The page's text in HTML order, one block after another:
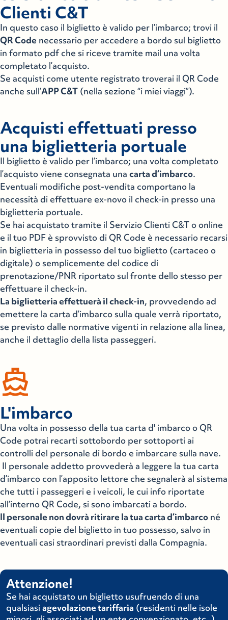
Clienti C&T
In questo caso il biglietto è valido per l’imbarco; trovi il
QR Code necessario per accedere a bordo sul biglietto
in formato pdf che si riceve tramite mail una volta
completato l’acquisto.
Se acquisti come utente registrato troverai il QR Code
anche sull’APP C&T (nella sezione “i miei viaggi”).
Acquisti effettuati presso
una biglietteria portuale
Il biglietto è valido per l’imbarco; una volta completato
l’acquisto viene consegnata una carta d’imbarco.
Eventuali modifiche post-vendita comportano la
necessità di effettuare ex-novo il check-in presso una
biglietteria portuale.
Se hai acquistato tramite il Servizio Clienti C&T o online
e il tuo PDF è sprovvisto di QR Code è necessario recarsi
in biglietteria in possesso del tuo biglietto (cartaceo o
digitale) o semplicemente del codice di
prenotazione/PNR riportato sul fronte dello stesso per
effettuare il check-in.
La biglietteria effettuerà il check-in, provvedendo ad
emettere la carta d’imbarco sulla quale verrà riportato,
se previsto dalle normative vigenti in relazione alla linea,
anche il dettaglio della lista passeggeri.
L'imbarco
Una volta in possesso della tua carta d' imbarco o QR
Code potrai recarti sottobordo per sottoporti ai
controlli del personale di bordo e imbarcare sulla nave.
Il personale addetto provvederà a leggere la tua carta
d’imbarco con l’apposito lettore che segnalerà al sistema
che tutti i passeggeri e i veicoli, le cui info riportate
all’interno QR Code, si sono imbarcati a bordo.
Il personale non dovrà ritirare la tua carta d’imbarco né
eventuali copie del biglietto in tuo possesso, salvo in
eventuali casi straordinari previsti dalla Compagnia.
Attenzione!
Se hai acquistato un biglietto usufruendo di una
qualsiasiagevolazione tariffaria (residenti nelle isole